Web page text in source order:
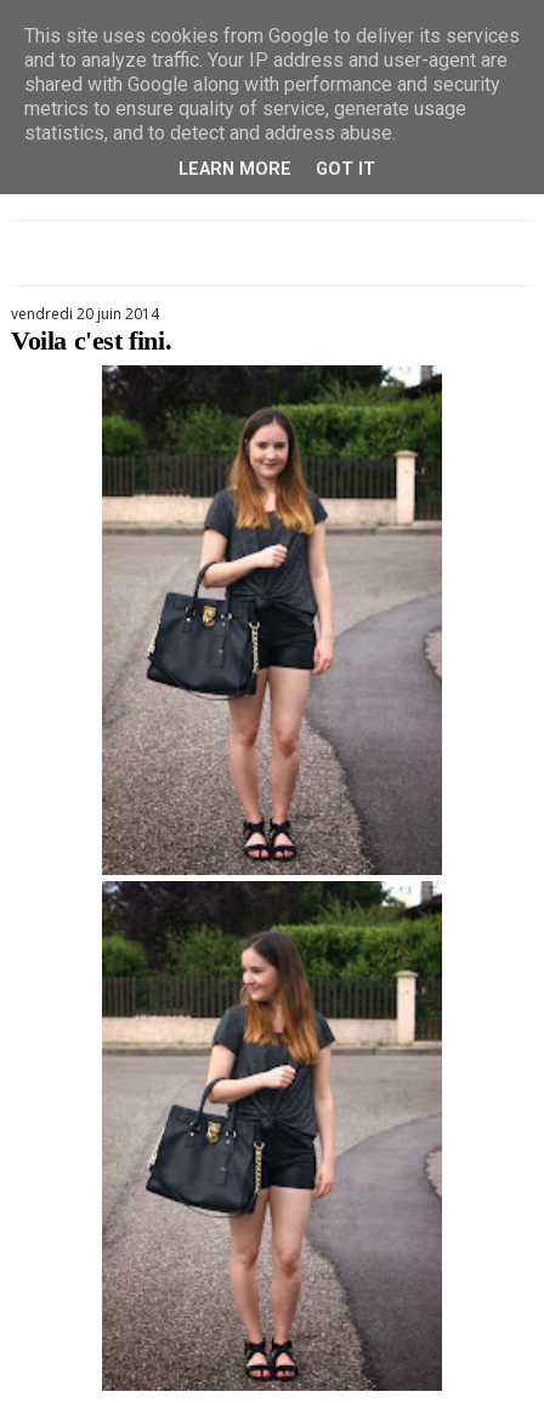
vendredi 20 juin 2014
Voila c'est fini.
This site uses cookies from Google to deliver its services
and to analyze traffic. Your IP address and user-agent are
shared with Google along with performance and security
metrics to ensure quality of service, generate usage
statistics, and to detect and address abuse.
LEARN MORE GOT IT